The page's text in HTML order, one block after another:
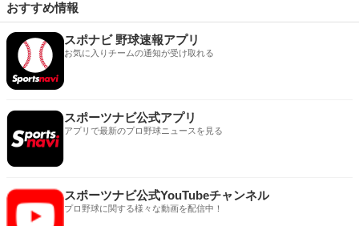
おすすめ情報
スポナビ 野球速報アプリ
お気に入りチームの通知が受け取れる
スポーツナビ公式アプリ
アプリで最新のプロ野球ニュースを見る
スポーツナビ公式YouTubeチャンネル
プロ野球に関する様々な動画を配信中！